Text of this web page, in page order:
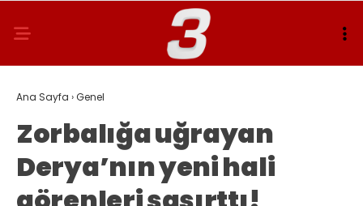
Ana Sayfa ›Genel
Zorbalığa uğrayan
Derya’nın yeni hali